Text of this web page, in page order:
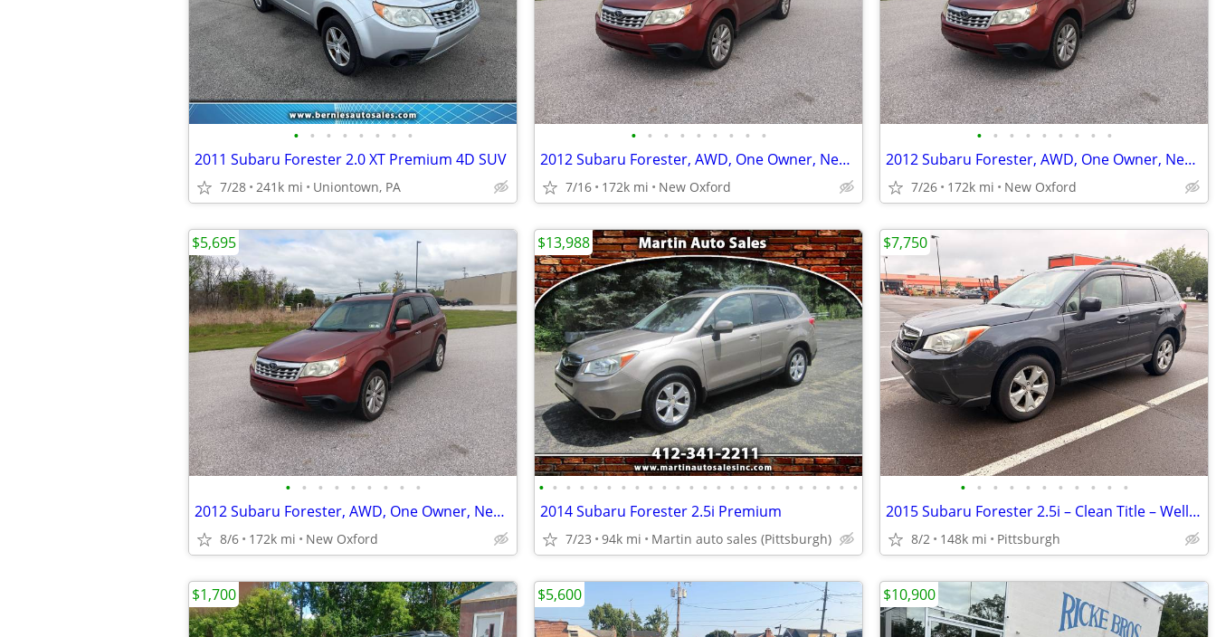
• • • • • • • •
2011 Subaru Forester 2.0 XT Premium 4D SUV
7/28 241k mi Uniontown, PA
• • • • • • • • •
2012 Subaru Forester, AWD, One Owner, New Inspection, Easy Financing
7/16 172k mi New Oxford
• • • • • • • • •
2012 Subaru Forester, AWD, One Owner, New Inspection, Easy Financing
7/26 172k mi New Oxford
• • • • • • • • •
2012 Subaru Forester, AWD, One Owner, New Inspection, Easy Lending
8/6 172k mi New Oxford
$5,695
• • • • • • • • • • • • • • • • • • • • • • • •
2014 Subaru Forester 2.5i Premium
7/23 94k mi Martin auto sales (Pittsburgh)
$13,988
• • • • • • • • • • •
2015 Subaru Forester 2.5i – Clean Title – Well Maintained – $7750 OBO
8/2 148k mi Pittsburgh
$7,750
$1,700 $5,600 $10,900